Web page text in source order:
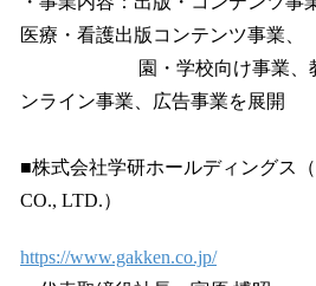
医療・看護出版コンテンツ事業、
園・学校向け事業、教室
ンライン事業、広告事業を展開
■株式会社学研ホールディングス
CO., LTD.）
https://www.gakken.co.jp/